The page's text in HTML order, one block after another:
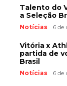
Talento do
a Seleção
Notícias 6 de
Vitória x
partida de
Brasil
Notícias 6 de